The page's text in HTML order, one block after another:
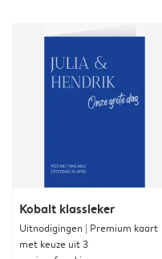
Kobalt klassieker
Uitnodigingen | Premium kaart
met keuze uit 3